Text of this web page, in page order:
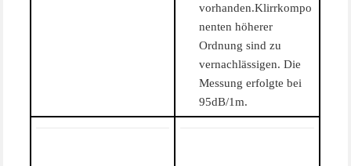
vorhanden.Klirrkompo
nenten höherer
Ordnung sind zu
vernachlässigen. Die
Messung erfolgte bei
95dB/1m.